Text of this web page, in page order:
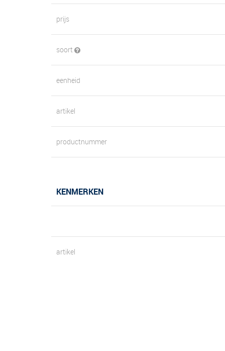
prijs
soort
eenheid
artikel
productnummer
KENMERKEN
artikel